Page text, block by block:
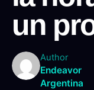
un
Author
Endeavor
Argentina